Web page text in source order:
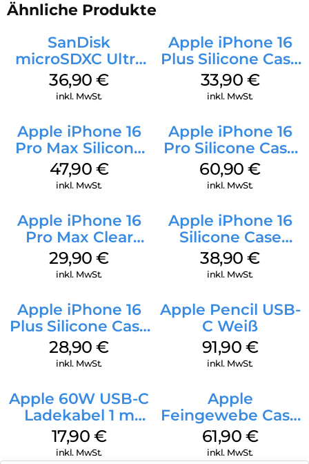
Ähnliche Produkte
SanDisk
microSDXC Ultra
128 GB + Adapter
Mobile
36,90€
inkl. MwSt.
Apple iPhone 16
Plus Silicone Case
MagSafe Lake
Green
33,90 €
inkl. MwSt.
Apple iPhone 16
Pro Max Silicone
Case MagSafe
Black
47,90 €
inkl. MwSt.
Apple iPhone 16
Pro Silicone Case
MagSafe Stone
Gray
60,90€
inkl. MwSt.
Apple iPhone 16
Pro Max Clear
Case MagSafe
Transparent
29,90€
inkl. MwSt.
Apple iPhone 16
Silicone Case
MagSafe
Ultramarine
38,90€
inkl. MwSt.
Apple iPhone 16
Plus Silicone Case
MagSafe Black
28,90€
inkl. MwSt.
Apple Pencil USB-
C Weiß
91,90 €
inkl. MwSt.
Apple 60W USB-C
Ladekabel 1 m
Weiß
17,90 €
inkl. MwSt.
Apple
Feingewebe Case
iPhone 15 Pro
MagSafe Schwarz
61,90 €
inkl. MwSt.